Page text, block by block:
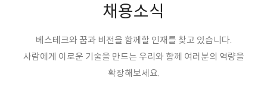
채용소식
베스테크와 꿈과 비전을 함께할 인재를 찾고 있습니다.
사람에게 이로운 기술을 만드는 우리와 함께 여러분의 역량을
확장해보세요.